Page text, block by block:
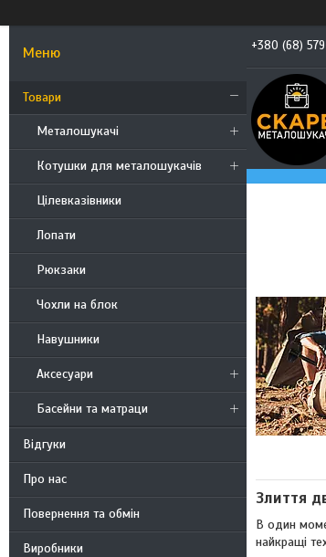
Товари
Металошукачі
Котушки для металошукачів
Цілевказівники
Лопати
Рюкзаки
Чохли на блок
Навушники
Аксесуари
Басейни та матраци
Відгуки
Про нас
Повернення та обмін
Виробники
+380 (68)
Злиття
В один
найкращі